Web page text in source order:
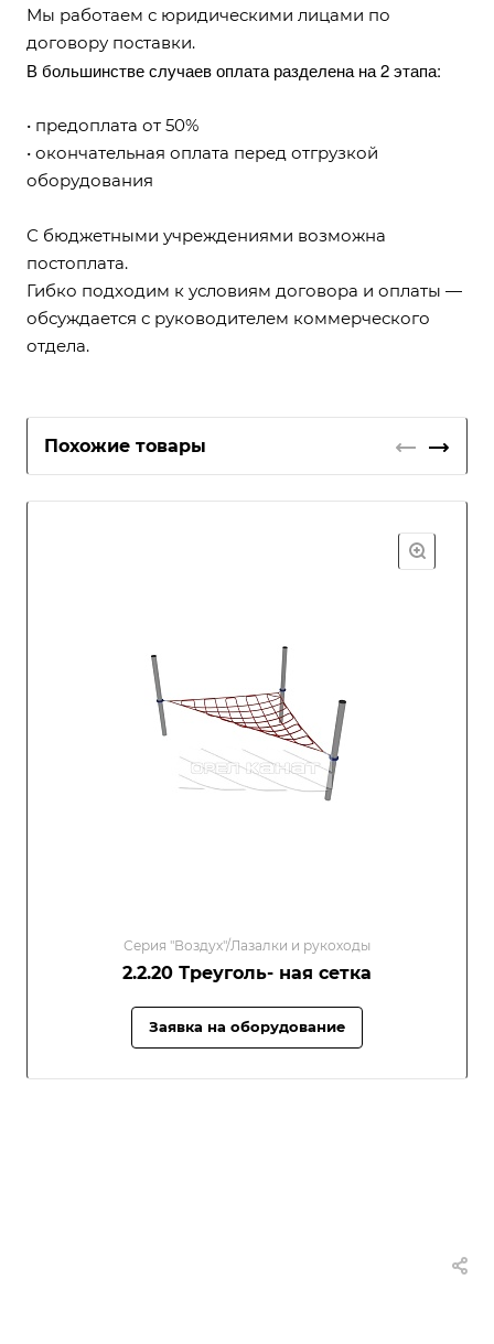
Мы работаем с юридическими лицами по
договору поставки.
В большинстве случаев оплата разделена на 2 этапа:
• предоплата от 50%
• окончательная оплата перед отгрузкой
оборудования
С бюджетными учреждениями возможна
постоплата.
Гибко подходим к условиям договора и оплаты —
обсуждается с руководителем коммерческого
отдела.
Похожие товары
Серия "Воздух"/Лазалки и рукоходы
2.2.20 Треуголь- ная сетка
Заявка на оборудование